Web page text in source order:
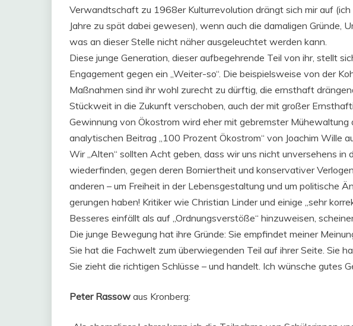
Verwandtschaft zu 1968er Kulturrevolution drängt sich mir auf
Jahre zu spät dabei gewesen), wenn auch die damaligen Gründe,
was an dieser Stelle nicht näher ausgeleuchtet werden kann.
Diese junge Generation, dieser aufbegehrende Teil von ihr, stellt
Engagement gegen ein „Weiter-so“. Die beispielsweise von der
Maßnahmen sind ihr wohl zurecht zu dürftig, die ernsthaft
Stückweit in die Zukunft verschoben, auch der mit großer
Gewinnung von Ökostrom wird eher mit gebremster Mühewaltung
analytischen Beitrag „100 Prozent Ökostrom“ von Joachim Wille
Wir „Alten“ sollten Acht geben, dass wir uns nicht unversehens in
wiederfinden, gegen deren Borniertheit und konservativer
anderen – um Freiheit in der Lebensgestaltung und um politische
gerungen haben! Kritiker wie Christian Linder und einige „sehr
Besseres einfällt als auf „Ordnungsverstöße“ hinzuweisen,
Die junge Bewegung hat ihre Gründe: Sie empfindet meiner
Sie hat die Fachwelt zum überwiegenden Teil auf ihrer Seite. Sie
Sie zieht die richtigen Schlüsse – und handelt. Ich wünsche gutes
Peter Rassow aus Kronberg: